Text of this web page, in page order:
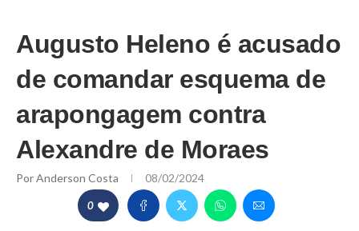
Augusto Heleno é acusado
de comandar esquema de
arapongagem contra
Alexandre de Moraes
PorAnderson Costa 08/02/2024
0